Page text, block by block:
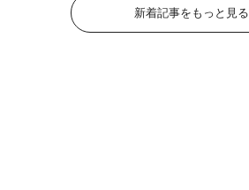
新着記事をもっと見る